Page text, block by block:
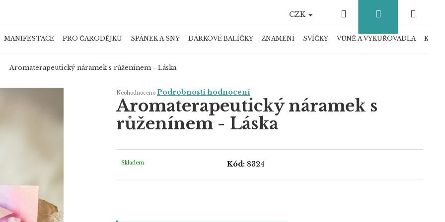
MANIFESTACE PRO ČARODĚJKU SPÁNEK A SNY DÁRKOVÉ BALÍČKY ZNAMENÍ SVÍČKY VŮNĚ A VYKUŘOVADLA
CZK Hledat Přihlášení
košík
Aromaterapeutický náramek s růženínem - Láska
Průměrné
hodnocení
produktu
je
z
5
Neohodnoceno Podrobnosti hodnocení
Aromaterapeutický náramek s
růženínem - Láska
Skladem Kód: 8324
Co potřebujete najít?
HLEDAT
Doporučujeme